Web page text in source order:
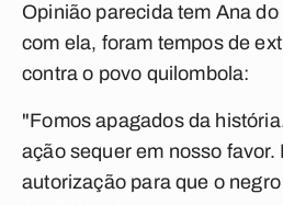
Opinião parecida tem Ana
com ela, foram tempos de
contra o povo quilombola:
"Fomos apagados da
ação sequer em nosso favor.
autorização para que o